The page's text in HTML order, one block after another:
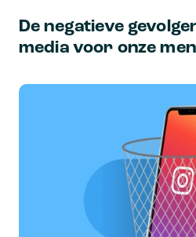
De negatieve
media voor onze